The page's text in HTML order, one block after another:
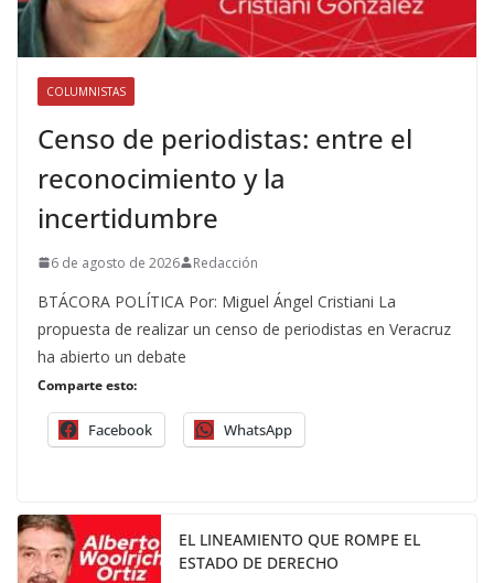
COLUMNISTAS
Censo de periodistas: entre el
reconocimiento y la
incertidumbre
6 de agosto de 2026 Redacción
BTÁCORA POLÍTICA Por: Miguel Ángel Cristiani La
propuesta de realizar un censo de periodistas en Veracruz
ha abierto un debate
Comparte esto:
Facebook WhatsApp
EL LINEAMIENTO QUE ROMPE EL
ESTADO DE DERECHO